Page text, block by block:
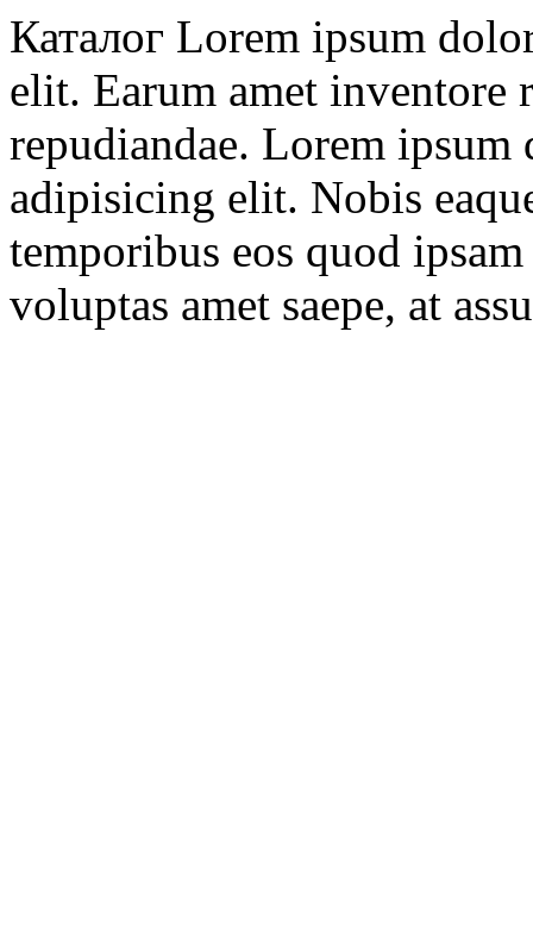
Каталог Lorem ipsum
elit. Earum amet inventore
repudiandae. Lorem ipsum
adipisicing elit. Nobis
temporibus eos quod
voluptas amet saepe, at